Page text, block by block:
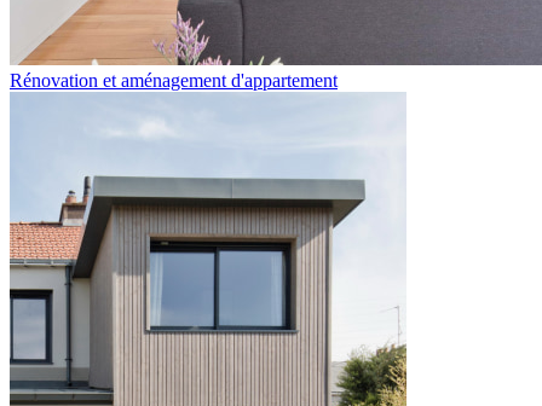
Rénovation et aménagement d'appartement